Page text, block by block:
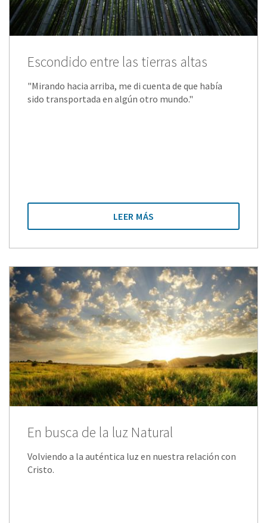
Escondido entre las tierras altas
"Mirando hacia arriba, me di cuenta de que había
sido transportada en algún otro mundo."
LEER MÁS
En busca de la luz Natural
Volviendo a la auténtica luz en nuestra relación con
Cristo.